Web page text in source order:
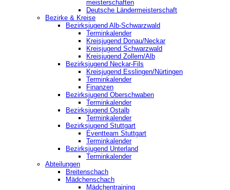
meisterschaften
Deutsche Ländermeisterschaft
Bezirke & Kreise
Bezirksjugend Alb-Schwarzwald
Terminkalender
Kreisjugend Donau/Neckar
Kreisjugend Schwarzwald
Kreisjugend Zollern/Alb
Bezirksjugend Neckar-Fils
Kreisjugend ‎Esslingen/Nürtingen
Terminkalender
Finanzen
Bezirksjugend Oberschwaben
Terminkalender
Bezirksjugend Ostalb
Terminkalender
Bezirksjugend Stuttgart
‎Eventteam Stuttgart
Terminkalender
Bezirksjugend Unterland
Terminkalender
Abteilungen
Breitenschach
Mädchenschach
Mädchentraining